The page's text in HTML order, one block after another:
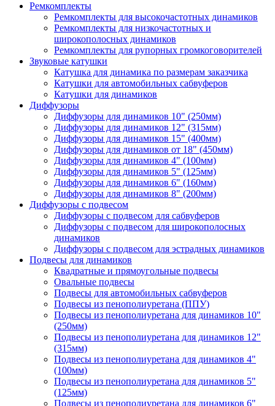
Ремкомплекты
Ремкомплекты для высокочастотных динамиков
Ремкомплекты для низкочастотных и
широкополосных динамиков
Ремкомплекты для рупорных громкоговорителей
Звуковые катушки
Катушка для динамика по размерам заказчика
Катушки для автомобильных сабвуферов
Катушки для динамиков
Диффузоры
Диффузоры для динамиков 10" (250мм)
Диффузоры для динамиков 12" (315мм)
Диффузоры для динамиков 15" (400мм)
Диффузоры для динамиков от 18" (450мм)
Диффузоры для динамиков 4" (100мм)
Диффузоры для динамиков 5" (125мм)
Диффузоры для динамиков 6" (160мм)
Диффузоры для динамиков 8" (200мм)
Диффузоры с подвесом
Диффузоры с подвесом для сабвуферов
Диффузоры с подвесом для широкополосных
динамиков
Диффузоры с подвесом для эстрадных динамиков
Подвесы для динамиков
Квадратные и прямоугольные подвесы
Овальные подвесы
Подвесы для автомобильных сабвуферов
Подвесы из пенополиуретана (ППУ)
Подвесы из пенополиуретана для динамиков 10"
(250мм)
Подвесы из пенополиуретана для динамиков 12"
(315мм)
Подвесы из пенополиуретана для динамиков 4"
(100мм)
Подвесы из пенополиуретана для динамиков 5"
(125мм)
Подвесы из пенополиуретана для динамиков 6"